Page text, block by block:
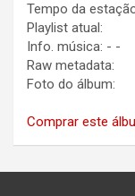
Tempo da
Playlist atual:
Info. música: - -
Raw metadata:
Foto do álbum:
Comprar este